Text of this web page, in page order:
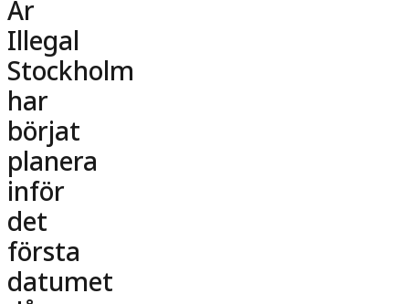
Är
Illegal
Stockholm
har
börjat
planera
inför
det
första
datumet